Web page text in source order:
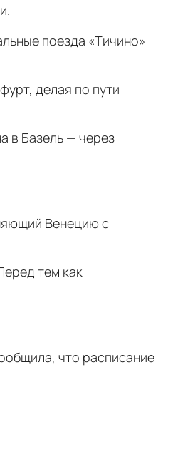
поезда «Тичино»
делая по пути
в Базель — через
Венецию с
тем как
что расписание